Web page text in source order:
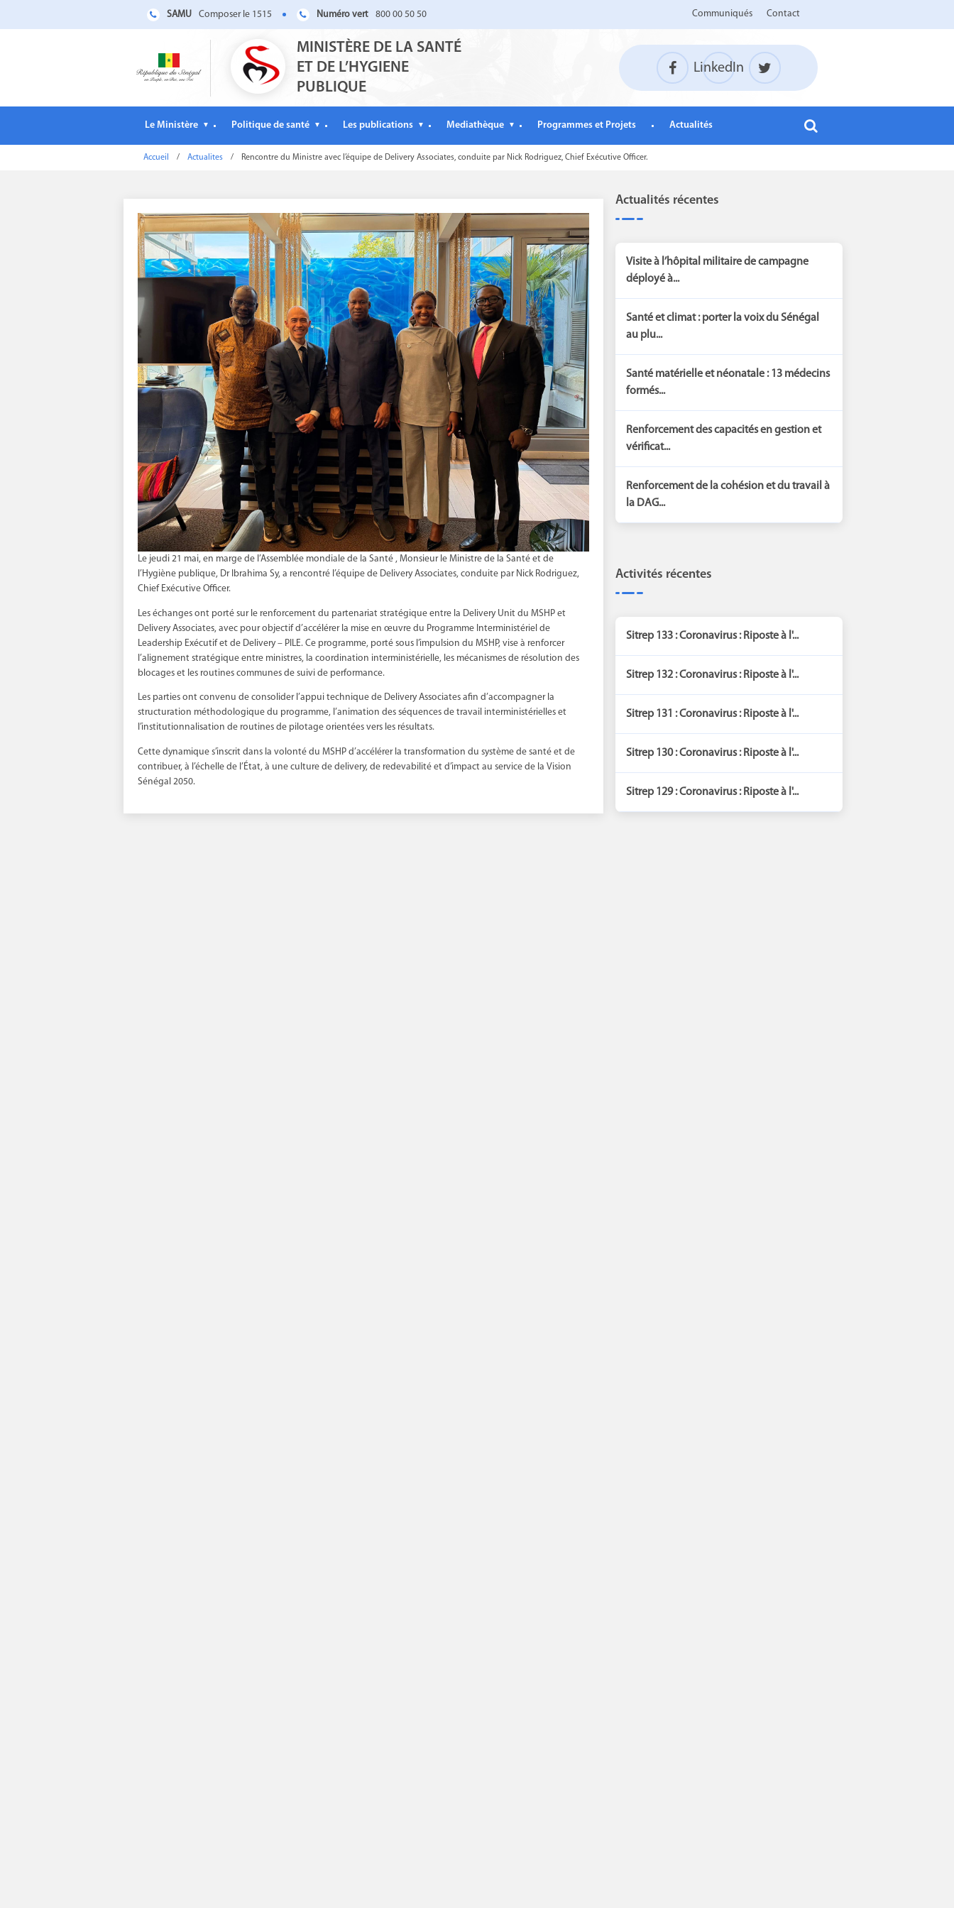
SAMU Composer le 1515 Numéro vert 800 00 50 50 Communiqués Contact
MINISTÈRE DE LA SANTÉ
ET DE L’HYGIENE
PUBLIQUE
LinkedIn
Le Ministère ▼ Politique de santé ▼ Les publications ▼ Mediathèque ▼ Programmes et Projets Actualités
Accueil / Actualites / Rencontre du Ministre avec l’équipe de Delivery Associates, conduite par Nick Rodriguez, Chief Exécutive Officer.
Le jeudi 21 mai, en marge de l’Assemblée mondiale de la Santé , Monsieur le Ministre de la Santé et de
l’Hygiène publique, Dr Ibrahima Sy, a rencontré l’équipe de Delivery Associates, conduite par Nick Rodriguez,
Chief Exécutive Officer.
Les échanges ont porté sur le renforcement du partenariat stratégique entre la Delivery Unit du MSHP et
Delivery Associates, avec pour objectif d’accélérer la mise en œuvre du Programme Interministériel de
Leadership Exécutif et de Delivery – PILE. Ce programme, porté sous l’impulsion du MSHP, vise à renforcer
l’alignement stratégique entre ministres, la coordination interministérielle, les mécanismes de résolution des
blocages et les routines communes de suivi de performance.
Les parties ont convenu de consolider l’appui technique de Delivery Associates afin d’accompagner la
structuration méthodologique du programme, l’animation des séquences de travail interministérielles et
l’institutionnalisation de routines de pilotage orientées vers les résultats.
Cette dynamique s’inscrit dans la volonté du MSHP d’accélérer la transformation du système de santé et de
contribuer, à l’échelle de l’État, à une culture de delivery, de redevabilité et d’impact au service de la Vision
Sénégal 2050.
Actualités récentes
Visite à l’hôpital militaire de campagne
déployé à...
Santé et climat : porter la voix du Sénégal
au plu...
Santé matérielle et néonatale : 13 médecins
formés...
Renforcement des capacités en gestion et
vérificat...
Renforcement de la cohésion et du travail à
la DAG...
Activités récentes
Sitrep 133 : Coronavirus : Riposte à l'...
Sitrep 132 : Coronavirus : Riposte à l'...
Sitrep 131 : Coronavirus : Riposte à l'...
Sitrep 130 : Coronavirus : Riposte à l'...
Sitrep 129 : Coronavirus : Riposte à l'...